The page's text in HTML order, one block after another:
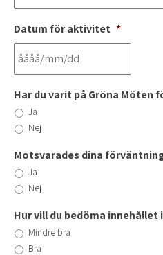
Datum för aktivitet *
Har du varit på Gröna Möten
Ja
Nej
Motsvarades dina
Ja
Nej
Hur vill du bedöma innehållet
Mindre bra
Bra